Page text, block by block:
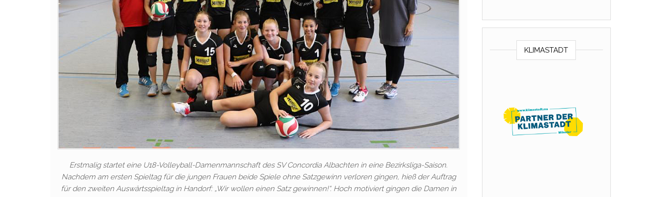
Erstmalig startet eine U18-Volleyball-Damenmannschaft des SV Concordia Albachten in eine Bezirksliga-Saison.
Nachdem am ersten Spieltag für die jungen Frauen beide Spiele ohne Satzgewinn verloren gingen, hieß der Auftrag
für den zweiten Auswärtsspieltag in Handorf: „Wir wollen einen Satz gewinnen!“. Hoch motiviert gingen die Damen in
KLIMASTADT